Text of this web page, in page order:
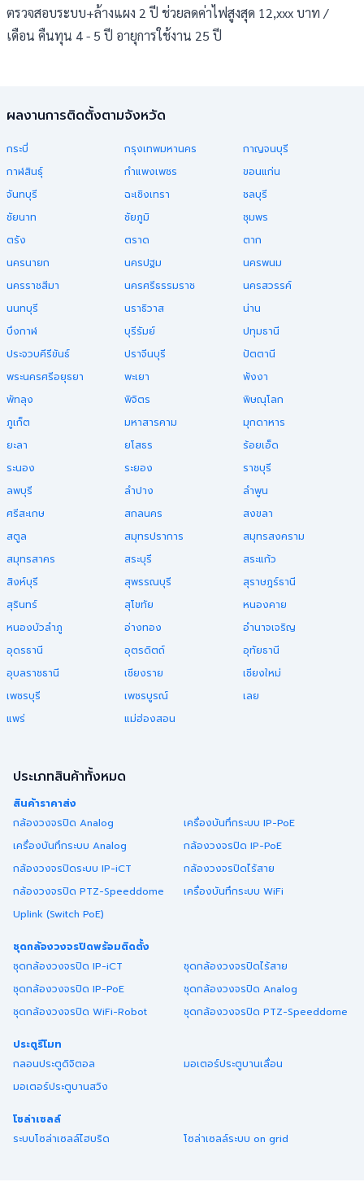
ตรวจสอบระบบ+ล้างแผง 2 ปี ช่วยลดค่าไฟสูงสุด 12,xxx บาท /
เดือน คืนทุน 4 - 5 ปี อายุการใช้งาน 25 ปี
ผลงานการติดตั้งตามจังหวัด
กระบี่ กรุงเทพมหานคร
กาญจนบุรี
กาฬสินธุ์
กำแพงเพชร
ขอนแก่น
จันทบุรี
ฉะเชิงเทรา
ชลบุรี
ชัยนาท
ชัยภูมิ
ชุมพร
ตรัง
ตราด
ตาก
นครนายก
นครปฐม
นครพนม
นครราชสีมา
นครศรีธรรมราช
นครสวรรค์
นนทบุรี
นราธิวาส
น่าน
บึงกาฬ
บุรีรัมย์
ปทุมธานี
ประจวบคีรีขันธ์
ปราจีนบุรี
ปัตตานี
พระนครศรีอยุธยา
พะเยา
พังงา
พัทลุง
พิจิตร
พิษณุโลก
ภูเก็ต
มหาสารคาม
มุกดาหาร
ยะลา
ยโสธร
ร้อยเอ็ด
ระนอง
ระยอง
ราชบุรี
ลพบุรี
ลำปาง
ลำพูน
ศรีสะเกษ
สกลนคร
สงขลา
สตูล
สมุทรปราการ
สมุทรสงคราม
สมุทรสาคร
สระบุรี
สระแก้ว
สิงห์บุรี
สุพรรณบุรี
สุราษฎร์ธานี
สุรินทร์
สุโขทัย
หนองคาย
หนองบัวลำภู
อ่างทอง
อำนาจเจริญ
อุดรธานี
อุตรดิตถ์
อุทัยธานี
อุบลราชธานี
เชียงราย
เชียงใหม่
เพชรบุรี
เพชรบูรณ์
เลย
แพร่
แม่ฮ่องสอน
ประเภทสินค้าทั้งหมด
สินค้าราคาส่ง
กล้องวงจรปิด Analog
เครื่องบันทึกระบบ IP-PoE
เครื่องบันทึกระบบ Analog
กล้องวงจรปิด IP-PoE
กล้องวงจรปิดระบบ IP-iCT
กล้องวงจรปิดไร้สาย
กล้องวงจรปิด PTZ-Speeddome
เครื่องบันทึกระบบ WiFi
Uplink (Switch PoE)
ชุดกล้องวงจรปิดพร้อมติดตั้ง
ชุดกล้องวงจรปิด IP-iCT
ชุดกล้องวงจรปิดไร้สาย
ชุดกล้องวงจรปิด IP-PoE
ชุดกล้องวงจรปิด Analog
ชุดกล้องวงจรปิด WiFi-Robot
ชุดกล้องวงจรปิด PTZ-Speeddome
ประตูรีโมท
กลอนประตูดิจิตอล
มอเตอร์ประตูบานเลื่อน
มอเตอร์ประตูบานสวิง
โซล่าเซลล์
ระบบโซล่าเซลล์ไฮบริด
โซล่าเซลล์ระบบ on grid